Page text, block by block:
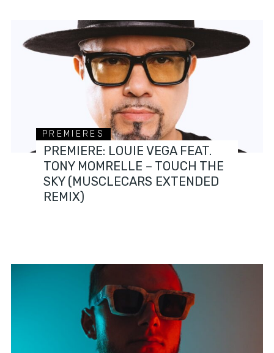
PREMIERES
PREMIERE: LOUIE VEGA FEAT.
TONY MOMRELLE – TOUCH THE
SKY (MUSCLECARS EXTENDED
REMIX)